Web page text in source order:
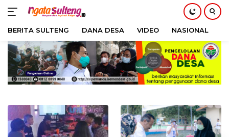
Langsung
konten
BERITA SULTENG DANA DESA VIDEO NASIONAL